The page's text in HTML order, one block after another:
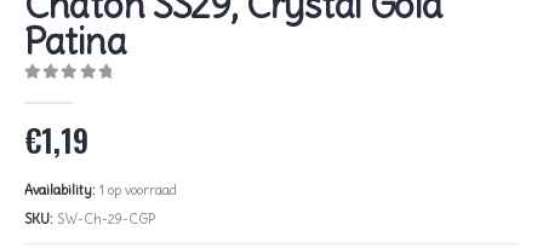
Patina
€1,19
Availability: 1 op voorraad
SKU: SW-Ch-29-CGP